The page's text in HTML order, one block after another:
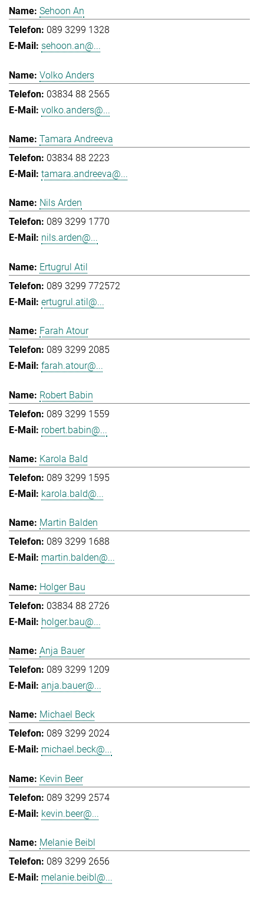
Sehoon An
089 3299 1328
sehoon.an@...
Volko Anders
03834 88 2565
volko.anders@...
Tamara Andreeva
03834 88 2223
tamara.andreeva@...
Nils Arden
089 3299 1770
nils.arden@...
Ertugrul Atil
089 3299 772572
ertugrul.atil@...
Farah Atour
089 3299 2085
farah.atour@...
Robert Babin
089 3299 1559
robert.babin@...
Karola Bald
089 3299 1595
karola.bald@...
Martin Balden
089 3299 1688
martin.balden@...
Holger Bau
03834 88 2726
holger.bau@...
Anja Bauer
089 3299 1209
anja.bauer@...
Michael Beck
089 3299 2024
michael.beck@...
Kevin Beer
089 3299 2574
kevin.beer@...
Melanie Beibl
089 3299 2656
melanie.beibl@...